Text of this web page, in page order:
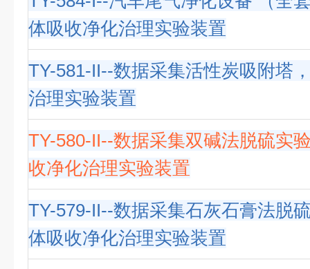
体吸收净化治理实验装置
TY-581-II--数据采集活性炭吸附塔
治理实验装置
TY-580-II--数据采集双碱法脱硫实
收净化治理实验装置
TY-579-II--数据采集石灰石膏法脱
体吸收净化治理实验装置